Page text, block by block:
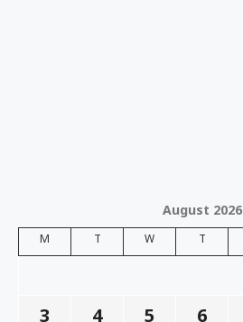
August 2026
M T W T
3
4 5 6